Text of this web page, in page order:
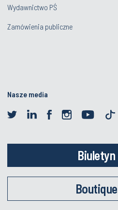
Wydawnictwo PŚ
Zamówienia publiczne
Nasze media
Biuletyn
Boutique